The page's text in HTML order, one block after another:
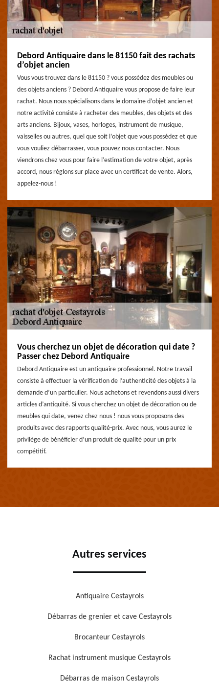
Debord Antiquaire dans le 81150 fait des rachats
d’objet ancien
Vous vous trouvez dans le 81150 ? vous possédez des meubles ou
des objets anciens ? Debord Antiquaire vous propose de faire leur
rachat. Nous nous spécialisons dans le domaine d’objet ancien et
notre activité consiste à racheter des meubles, des objets et des
arts anciens. Bijoux, vases, horloges, instrument de musique,
vaisselles ou autres, quel que soit l’objet que vous possédez et que
vous vouliez débarrasser, vous pouvez nous contacter. Nous
viendrons chez vous pour faire l’estimation de votre objet, après
accord, nous réglons sur place avec un certificat de vente. Alors,
appelez-nous !
Vous cherchez un objet de décoration qui date ?
Passer chez Debord Antiquaire
Debord Antiquaire est un antiquaire professionnel. Notre travail
consiste à effectuer la vérification de l’authenticité des objets à la
demande d’un particulier. Nous achetons et revendons aussi divers
articles d’antiquité. Si vous cherchez un objet de décoration ou de
meubles qui date, venez chez nous ! nous vous proposons des
produits avec des rapports qualité-prix. Avec nous, vous aurez le
privilège de bénéficier d’un produit de qualité pour un prix
compétitif.
Autres services
Antiquaire Cestayrols
Débarras de grenier et cave Cestayrols
Brocanteur Cestayrols
Rachat instrument musique Cestayrols
Débarras de maison Cestayrols